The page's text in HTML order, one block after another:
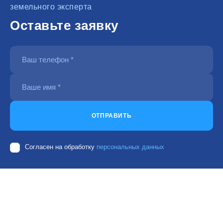
земельного эксперта
Оставьте заявку
ОТПРАВИТЬ
Согласен на обработку персональных данных